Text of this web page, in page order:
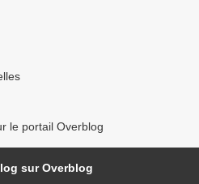
le portail Overblog
sur Overblog